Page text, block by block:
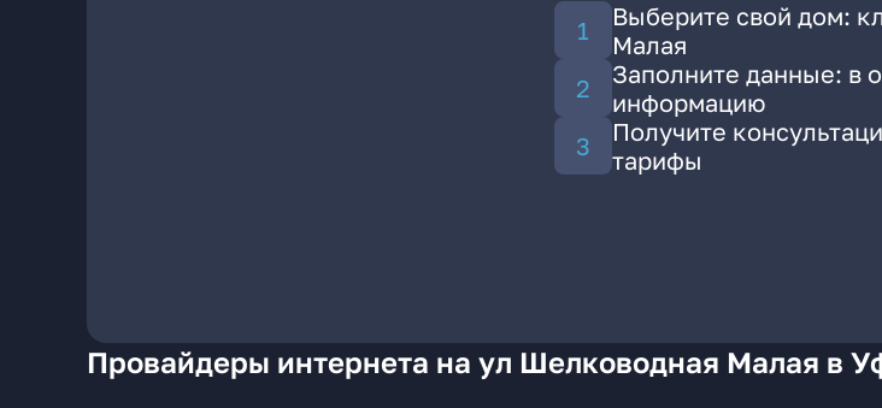
Выберите свой дом:
Малая
Заполните данные: в
информацию
Получите
тарифы
Провайдеры интернета на ул Шелководная Малая в